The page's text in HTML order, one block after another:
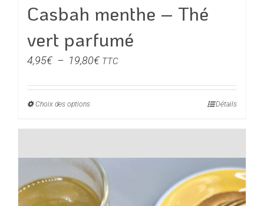
produit
Casbah menthe – Thé
vert parfumé
4,95€ – 19,80€Plage
prix :
TTC
Choix des optionsCe
variations.
Les
options
Détails